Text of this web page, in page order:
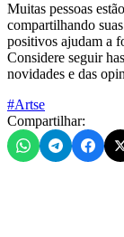
Muitas pessoas
compartilhando
positivos ajudam a
Considere seguir
novidades e das
#Artse
Compartilhar: